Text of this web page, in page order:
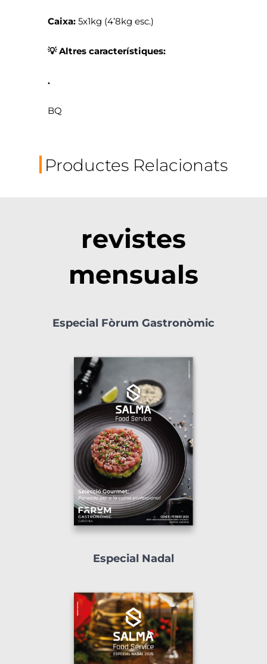
Caixa: 5x1kg (4’8kg esc.)
💡 Altres característiques:
.
BQ
Productes Relacionats
revistes
mensuals
Especial Fòrum Gastronòmic
Especial Nadal